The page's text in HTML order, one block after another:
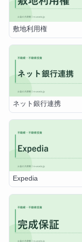
敷地利用権
ネット銀行連携
Expedia